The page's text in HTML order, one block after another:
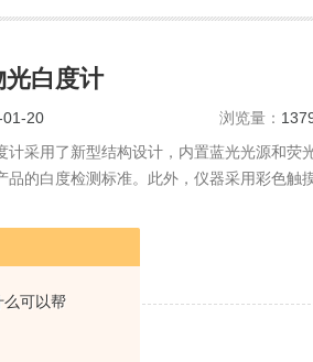
么可以帮
白度计
01-20 浏览量：
计采用了新型结构设计，内置蓝光光源和
品的白度检测标准。此外，仪器采用彩色触